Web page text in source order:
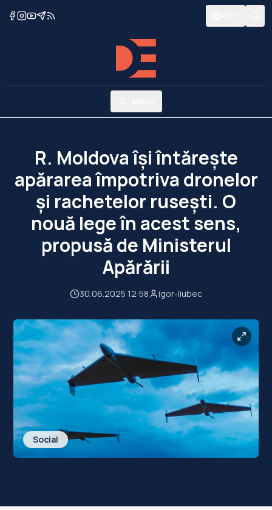
R. Moldova își întărește
apărarea împotriva dronelor
și rachetelor rusești. O
nouă lege în acest sens,
propusă de Ministerul
Apărării
30.06.2025 12:58 igor-liubec
Social